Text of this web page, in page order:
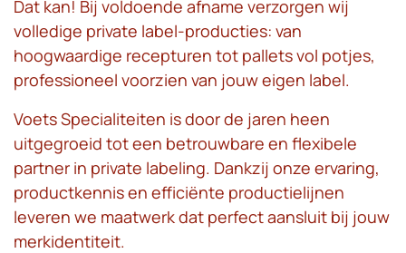
Dat kan! Bij voldoende afname verzorgen wij
volledige private label-producties: van
hoogwaardige recepturen tot pallets vol potjes,
professioneel voorzien van jouw eigen label.
Voets Specialiteiten is door de jaren heen
uitgegroeid tot een betrouwbare en flexibele
partner in private labeling. Dankzij onze ervaring,
productkennis en efficiënte productielijnen
leveren we maatwerk dat perfect aansluit bij jouw
merkidentiteit.